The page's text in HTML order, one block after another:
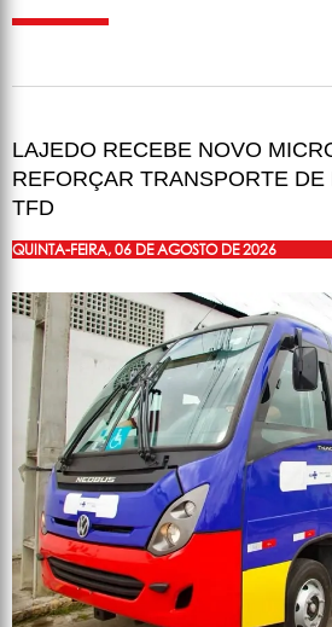
LAJEDO RECEBE NOVO
REFORÇAR TRANSPORTE DE
TFD
QUINTA-FEIRA, 06 DE AGOSTO DE 2026